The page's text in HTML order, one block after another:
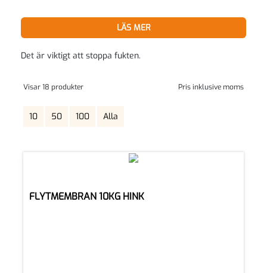
LÄS MER
Det är viktigt att stoppa fukten.
Visar 18 produkter Pris inklusive moms
10 50 100 Alla
FLYTMEMBRAN 10KG HINK